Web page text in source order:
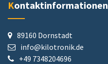
Kontaktinformationen
89160 Dornstadt
info@kilotronik.de
+49 7348204696